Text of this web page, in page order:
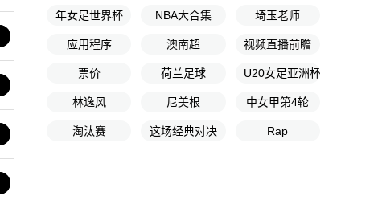
年女足世界杯 NBA大合集 埼玉老师
应用程序 澳南超 视频直播前瞻
票价 荷兰足球 U20女足亚洲杯
林逸风 尼美根 中女甲第4轮
淘汰赛 这场经典对决 Rap